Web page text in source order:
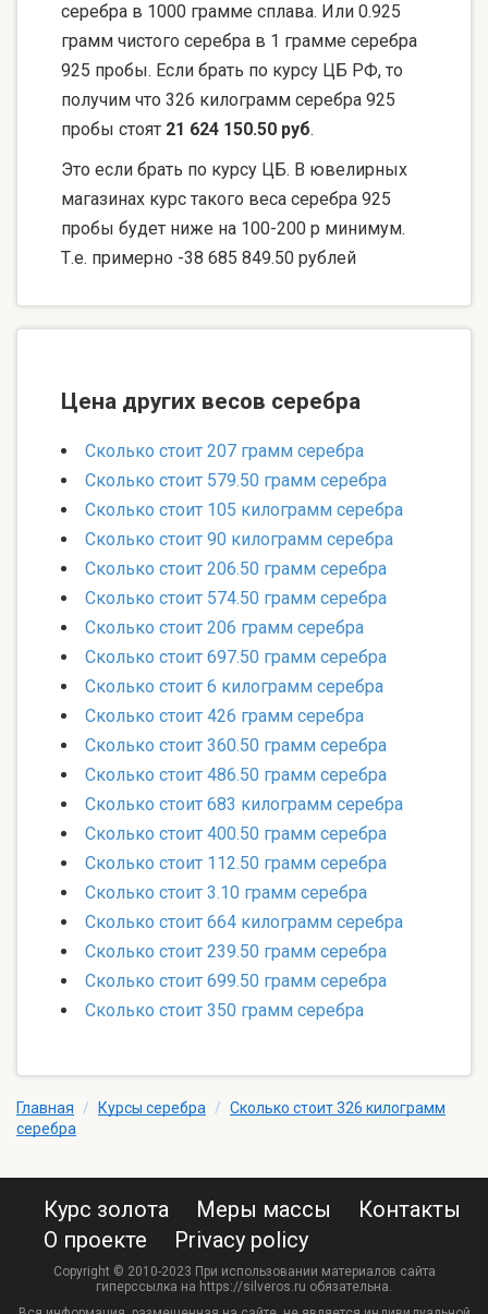
серебра в 1000 грамме сплава. Или 0.925
грамм чистого серебра в 1 грамме серебра
925 пробы. Если брать по курсу ЦБ РФ, то
получим что 326 килограмм серебра 925
пробы стоят 21 624 150.50 руб.
Это если брать по курсу ЦБ. В ювелирных
магазинах курс такого веса серебра 925
пробы будет ниже на 100-200 р минимум.
Т.е. примерно -38 685 849.50 рублей
Цена других весов серебра
Сколько стоит 207 грамм серебра
Сколько стоит 579.50 грамм серебра
Сколько стоит 105 килограмм серебра
Сколько стоит 90 килограмм серебра
Сколько стоит 206.50 грамм серебра
Сколько стоит 574.50 грамм серебра
Сколько стоит 206 грамм серебра
Сколько стоит 697.50 грамм серебра
Сколько стоит 6 килограмм серебра
Сколько стоит 426 грамм серебра
Сколько стоит 360.50 грамм серебра
Сколько стоит 486.50 грамм серебра
Сколько стоит 683 килограмм серебра
Сколько стоит 400.50 грамм серебра
Сколько стоит 112.50 грамм серебра
Сколько стоит 3.10 грамм серебра
Сколько стоит 664 килограмм серебра
Сколько стоит 239.50 грамм серебра
Сколько стоит 699.50 грамм серебра
Сколько стоит 350 грамм серебра
Главная / Курсы серебра / Сколько стоит 326 килограмм
серебра
Курс золота Меры массы
Контакты
О проекте
Privacy policy
Copyright © 2010-2023 При использовании материалов сайта
гиперссылка на https://silveros.ru обязательна.